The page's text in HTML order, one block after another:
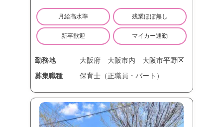
月給高水準 残業ほぼ無し
新卒歓迎 マイカー通勤
勤務地 大阪府 大阪市内
大阪市平野区
募集職種
保育士（正職員・パート）